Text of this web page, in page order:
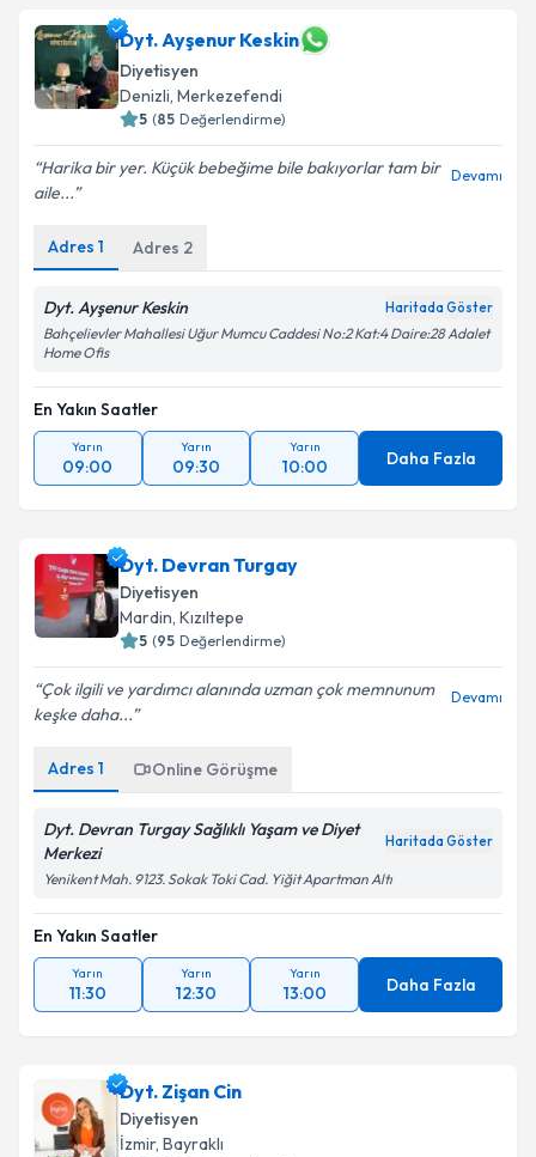
bilgilendireceğiz.
E-posta Adresiniz
kapsamda işlenmesini kabul ediyorum.
Takvim Talebini Gönder
Dyt. Ayşenur Keskin
Diyetisyen
Denizli, Merkezefendi
5 (85 Değerlendirme)
Harika bir yer. Küçük bebeğime bile bakıyorlar tam bir
aile...
Devamı
Adres 1 Adres 2
Dyt. Ayşenur Keskin Haritada Göster
Bahçelievler Mahallesi Uğur Mumcu Caddesi No:2 Kat:4 Daire:28 Adalet
Home Ofis
En Yakın Saatler
Yarın
09:00
Yarın
09:30
Yarın
10:00 Daha Fazla
Dyt. Devran Turgay
Diyetisyen
Mardin, Kızıltepe
5 (95 Değerlendirme)
Çok ilgili ve yardımcı alanında uzman çok memnunum
keşke daha...
Devamı
Adres 1 Online Görüşme
Dyt. Devran Turgay Sağlıklı Yaşam ve Diyet
Merkezi
Haritada Göster
Yenikent Mah. 9123. Sokak Toki Cad. Yiğit Apartman Altı
En Yakın Saatler
Yarın
11:30
Yarın
12:30
Yarın
13:00 Daha Fazla
Dyt. Zişan Cin
Diyetisyen
İzmir, Bayraklı